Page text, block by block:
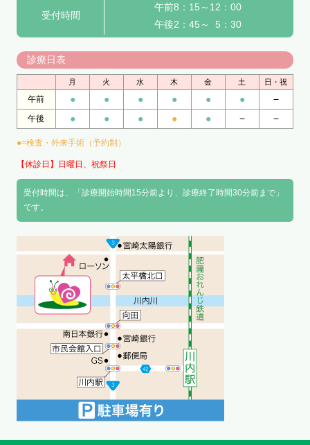
受付時間
午前8：15～12：00
午後2：45～ 5：30
診療日表
月 火 水 木 金 土 日・祝
午前 ● ● ● ● ● ● −
午後 ● ● ● ● ● − −
●=検査・外来手術（予約制）
【休診日】日曜日、祝祭日
受付時間は、「診療開始時間15分前より、診療終了時間30分前まで」
です。